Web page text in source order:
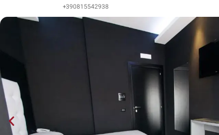
390815542938+